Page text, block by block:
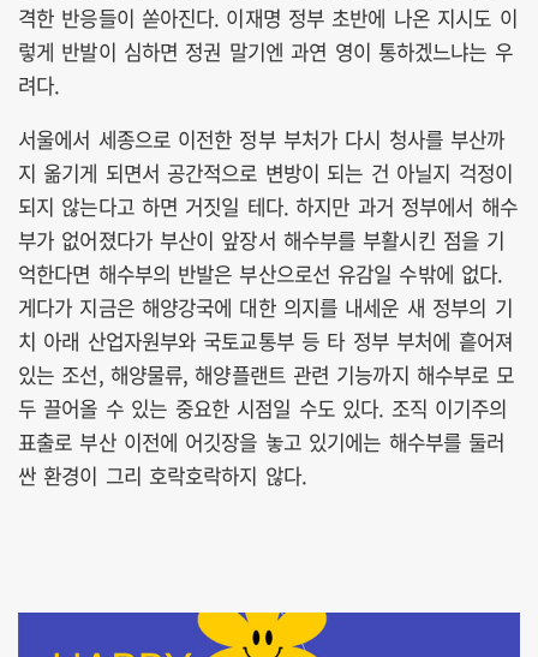
격한 반응들이 쏟아진다. 이재명 정부 초반에 나온 지시도 이
렇게 반발이 심하면 정권 말기엔 과연 영이 통하겠느냐는 우
려다.
서울에서 세종으로 이전한 정부 부처가 다시 청사를 부산까
지 옮기게 되면서 공간적으로 변방이 되는 건 아닐지 걱정이
되지 않는다고 하면 거짓일 테다. 하지만 과거 정부에서 해수
부가 없어졌다가 부산이 앞장서 해수부를 부활시킨 점을 기
억한다면 해수부의 반발은 부산으로선 유감일 수밖에 없다.
게다가 지금은 해양강국에 대한 의지를 내세운 새 정부의 기
치 아래 산업자원부와 국토교통부 등 타 정부 부처에 흩어져
있는 조선, 해양물류, 해양플랜트 관련 기능까지 해수부로 모
두 끌어올 수 있는 중요한 시점일 수도 있다. 조직 이기주의
표출로 부산 이전에 어깃장을 놓고 있기에는 해수부를 둘러
싼 환경이 그리 호락호락하지 않다.